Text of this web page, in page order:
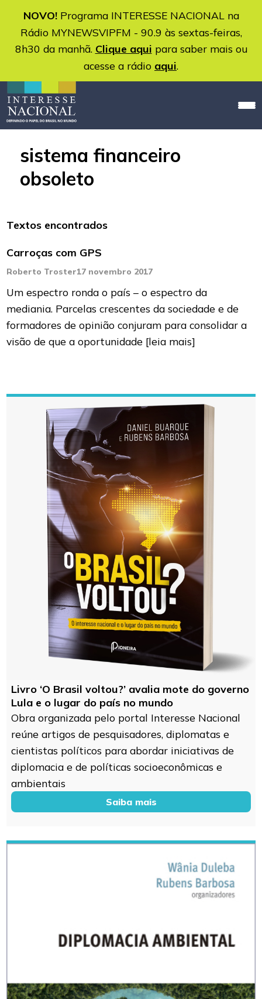
NOVO!Programa INTERESSE NACIONAL na
Rádio MYNEWSVIPFM - 90.9 às sextas-feiras,
8h30 da manhã. Clique aqui para saber mais ou
acesse a rádio aqui.
sistema financeiro
obsoleto
Textos encontrados
Carroças com GPS
Roberto Troster17 novembro 2017
Um espectro ronda o país – o espectro da
mediania. Parcelas crescentes da sociedade e de
formadores de opinião conjuram para consolidar a
visão de que a oportunidade [leia mais]
Livro ‘O Brasil voltou?’ avalia mote do governo
Lula e o lugar do país no mundo
Obra organizada pelo portal Interesse Nacional
reúne artigos de pesquisadores, diplomatas e
cientistas políticos para abordar iniciativas de
diplomacia e de políticas socioeconômicas e
ambientais
Saiba mais